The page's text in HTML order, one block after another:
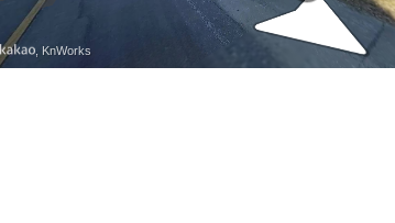
, KnWorks